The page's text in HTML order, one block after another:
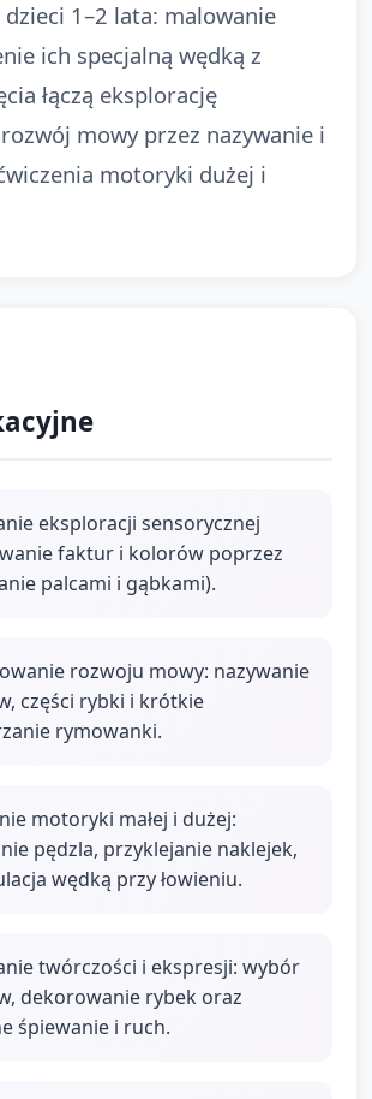
1–2 lata: malowanie
ich specjalną wędką z
łączą eksplorację
mowy przez nazywanie i
motoryki dużej i
eksploracji sensorycznej
faktur i kolorów poprzez
palcami i gąbkami).
rozwoju mowy: nazywanie
części rybki i krótkie
rymowanki.
motoryki małej i dużej:
pędzla, przyklejanie naklejek,
wędką przy łowieniu.
twórczości i ekspresji: wybór
dekorowanie rybek oraz
śpiewanie i ruch.